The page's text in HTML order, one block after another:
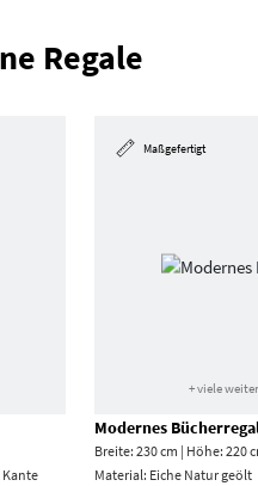
Regale
Kante
Maßgefertigt
+ viele
Modernes
Breite: 230 cm | Höhe: 220
Material: Eiche Natur geölt